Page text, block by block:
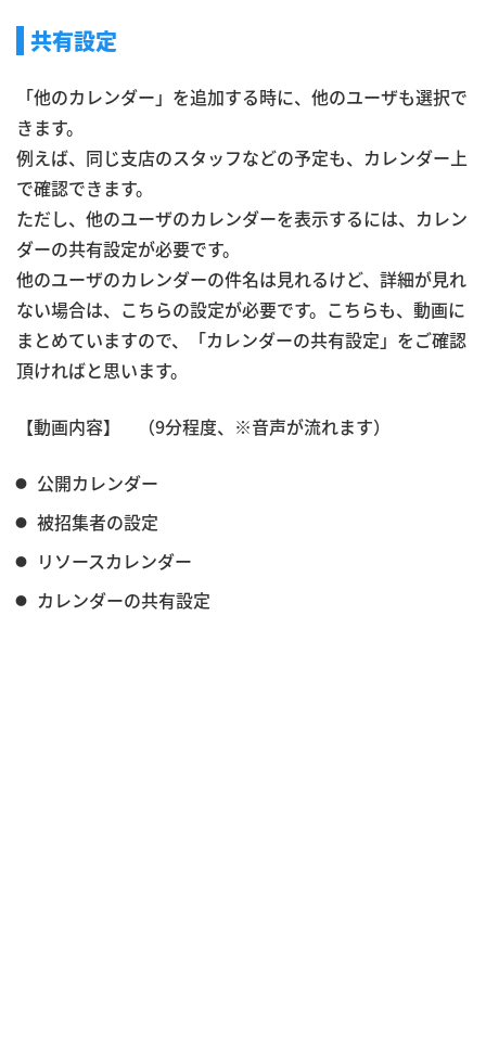
共有設定
「他のカレンダー」を追加する時に、他のユーザも選択で
きます。
例えば、同じ支店のスタッフなどの予定も、カレンダー上
で確認できます。
ただし、他のユーザのカレンダーを表示するには、カレン
ダーの共有設定が必要です。
他のユーザのカレンダーの件名は見れるけど、詳細が見れ
ない場合は、こちらの設定が必要です。こちらも、動画に
まとめていますので、「カレンダーの共有設定」をご確認
頂ければと思います。
【動画内容】 （9分程度、※音声が流れます）
公開カレンダー
被招集者の設定
リソースカレンダー
カレンダーの共有設定